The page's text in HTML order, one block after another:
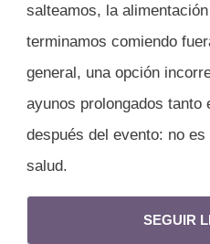
salteamos, la
terminamos comiendo
general, una opción
ayunos prolongados
después del evento: no
salud.
SEGUIR